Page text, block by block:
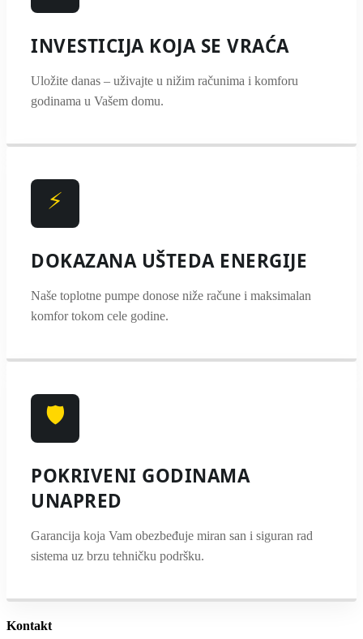
INVESTICIJA KOJA SE VRAĆA
Uložite danas – uživajte u nižim računima i komforu
godinama u Vašem domu.
⚡
DOKAZANA UŠTEDA ENERGIJE
Naše toplotne pumpe donose niže račune i maksimalan
komfor tokom cele godine.
🛡️
POKRIVENI GODINAMA
UNAPRED
Garancija koja Vam obezbeđuje miran san i siguran rad
sistema uz brzu tehničku podršku.
Kontakt